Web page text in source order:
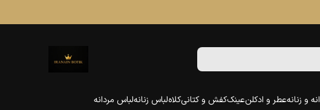
و زنانهعطر و ادکلنعینککفش و کتانیکلاهلباس زنانهلباس مردانه